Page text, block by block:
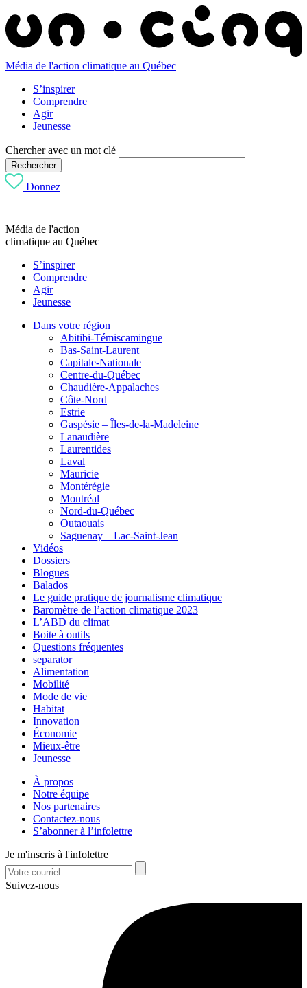
Média de l'action climatique au Québec
S’inspirer
Comprendre
Agir
Jeunesse
Chercher avec un mot clé
Rechercher
Donnez
Média de l'action
climatique au Québec
S’inspirer
Comprendre
Agir
Jeunesse
Dans votre région
Abitibi-Témiscamingue
Bas-Saint-Laurent
Capitale-Nationale
Centre-du-Québec
Chaudière-Appalaches
Côte-Nord
Estrie
Gaspésie – Îles-de-la-Madeleine
Lanaudière
Laurentides
Laval
Mauricie
Montérégie
Montréal
Nord-du-Québec
Outaouais
Saguenay – Lac-Saint-Jean
Vidéos
Dossiers
Blogues
Balados
Le guide pratique de journalisme climatique
Baromètre de l’action climatique 2023
L’ABD du climat
Boite à outils
Questions fréquentes
separator
Alimentation
Mobilité
Mode de vie
Habitat
Innovation
Économie
Mieux-être
Jeunesse
À propos
Notre équipe
Nos partenaires
Contactez-nous
S’abonner à l’infolettre
Je m'inscris à l'infolettre
Suivez-nous